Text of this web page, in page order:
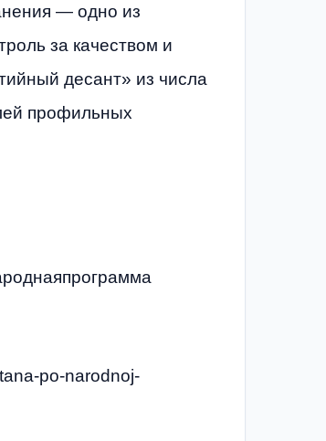
— одно из
за качеством и
десант» из числа
профильных
po-narodnoj-